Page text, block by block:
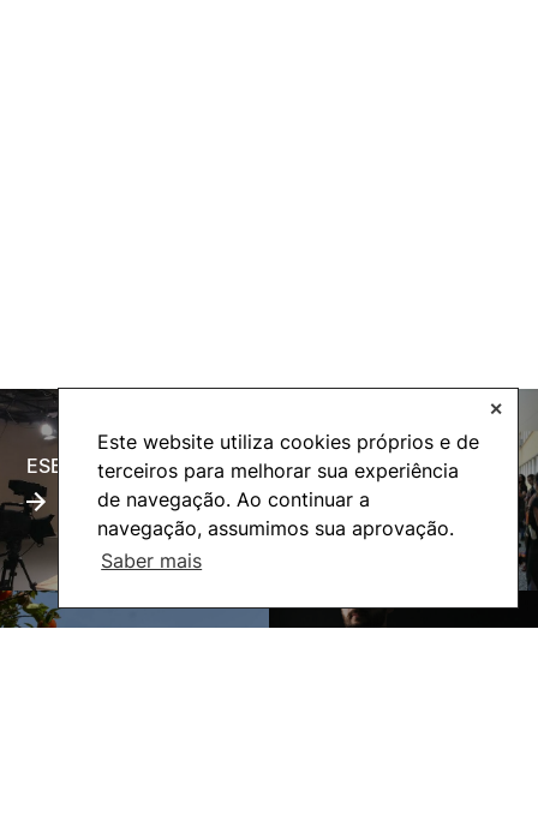
Este website utiliza cookies próprios e de
terceiros para melhorar sua experiência
de navegação. Ao continuar a
navegação, assumimos sua aprovação.
Saber mais
✕
ESECTV Alumni